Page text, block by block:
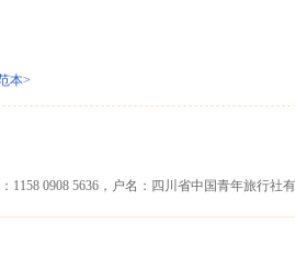
本>
1158 0908 5636，户名：四川省中国青年旅行社